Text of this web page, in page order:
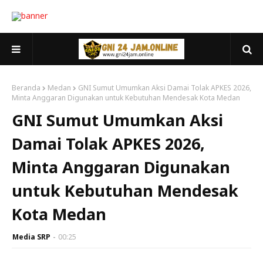
Beranda Medan
GNI Sumut Umumkan Aksi Damai Tolak APKES 2026,
Minta Anggaran Digunakan untuk Kebutuhan Mendesak Kota Medan
GNI Sumut Umumkan Aksi
Damai Tolak APKES 2026,
Minta Anggaran Digunakan
untuk Kebutuhan Mendesak
Kota Medan
Media SRP 00:25